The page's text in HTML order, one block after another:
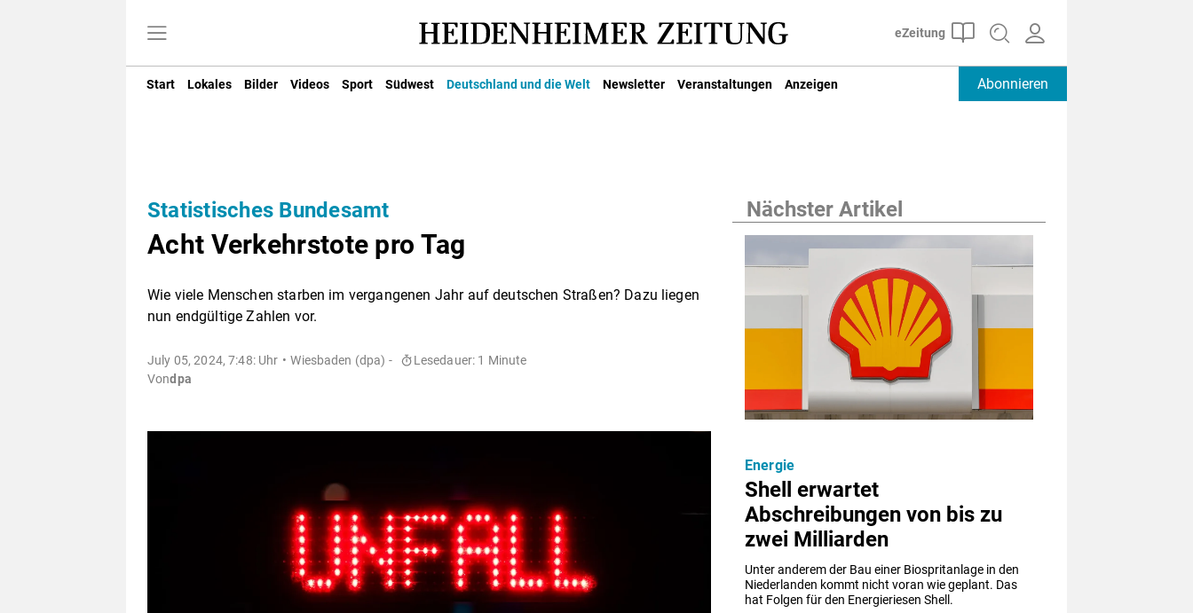
Start Lokales Bilder Videos Sport Südwest Deutschland und die Welt Newsletter Veranstaltungen Anzeigen Abonnieren
Statistisches Bundesamt
Acht Verkehrstote pro Tag
Wie viele Menschen starben im vergangenen Jahr auf deutschen Straßen? Dazu liegen
nun endgültige Zahlen vor.
July 05, 2024, 7:48: Uhr Wiesbaden (dpa) -
Lesedauer: 1 Minute
Vondpa
Nächster Artikel
Shell erwartet
Abschreibungen von bis zu
zwei Milliarden
Unter anderem der Bau einer Biospritanlage in den
Niederlanden kommt nicht voran wie geplant. Das
hat Folgen für den Energieriesen Shell.
Energie